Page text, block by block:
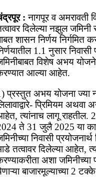
:नागपूर व अमरावती
दिलेल्या नझुल
शासन निर्णय
1.1 नुसार
विशेष अभय
आल्या आहेत.
प्रस्तुत अभय योजना ज्या
प्रिमियम
त्यांनाच लागू राहतील.
ते 31 जुलै 2025 या
निवासी
तत्वावर दिलेल्या आहेत,
अशा जमिनीच्या
बाजारमूल्याच्या 2